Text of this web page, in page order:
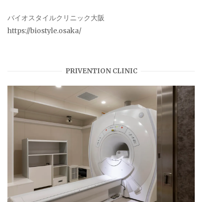
バイオスタイルクリニック大阪
https://biostyle.osaka/
PRIVENTION CLINIC